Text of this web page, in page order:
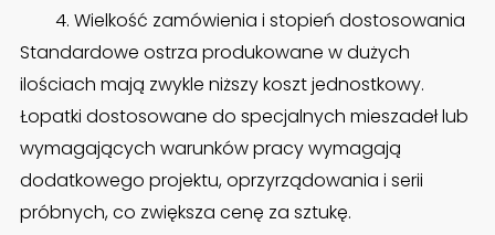
4. Wielkość zamówienia i stopień dostosowania
Standardowe ostrza produkowane w dużych
ilościach mają zwykle niższy koszt jednostkowy.
Łopatki dostosowane do specjalnych mieszadeł lub
wymagających warunków pracy wymagają
dodatkowego projektu, oprzyrządowania i serii
próbnych, co zwiększa cenę za sztukę.